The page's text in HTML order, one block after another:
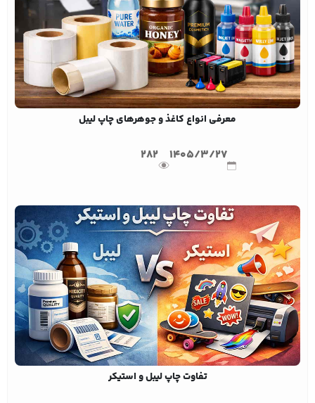
معرفی انواع کاغذ و جوهرهای چاپ لیبل
1405/3/27
282
تفاوت چاپ لیبل و استیکر